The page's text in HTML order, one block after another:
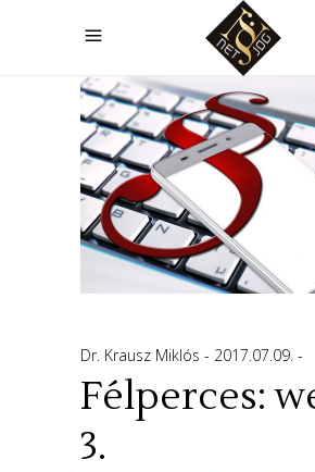
Dr. Krausz Miklós 2017.07.09.
Félperces:
3.